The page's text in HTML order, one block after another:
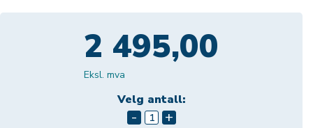
2 495,00
Eksl. mva
Velg antall:
- +